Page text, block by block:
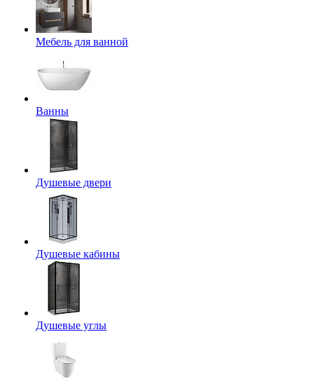
Мебель для ванной
Ванны
Душевые двери
Душевые кабины
Душевые углы